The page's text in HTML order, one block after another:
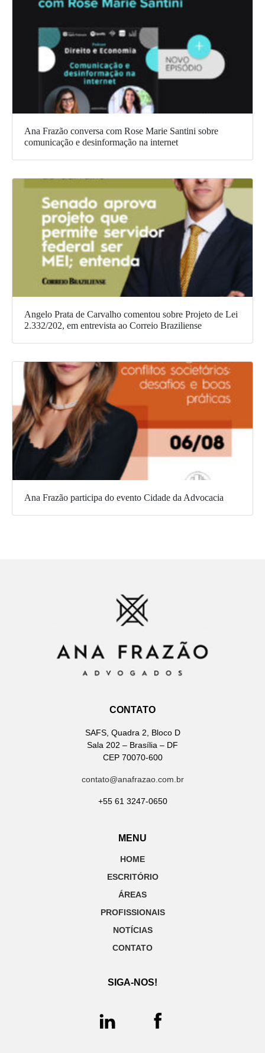
Ana Frazão conversa com Rose Marie Santini sobre
comunicação e desinformação na internet
Angelo Prata de Carvalho comentou sobre Projeto de Lei
2.332/202, em entrevista ao Correio Braziliense
Ana Frazão participa do evento Cidade da Advocacia
CONTATO
SAFS, Quadra 2, Bloco D
Sala 202 – Brasília – DF
CEP 70070-600
contato@anafrazao.com.br
+55 61 3247-0650
MENU
HOME
ESCRITÓRIO
ÁREAS
PROFISSIONAIS
NOTÍCIAS
CONTATO
SIGA-NOS!